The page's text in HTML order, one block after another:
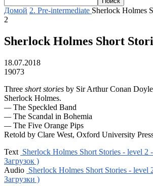
Домой 2. Pre-intermediate Sherlock Holmes
2
Sherlock Holmes Short
18.07.2018
19073
Three short stories by Sir Arthur Conan
Sherlock Holmes.
—The Speckled Band
—The Scandal in Bohemia
—The Five Orange Pips
Retold by Clare West, Oxford University
Text Sherlock Holmes Short Stories - level 2
Загрузок )
Audio Sherlock Holmes Short Stories - level
Загрузки )